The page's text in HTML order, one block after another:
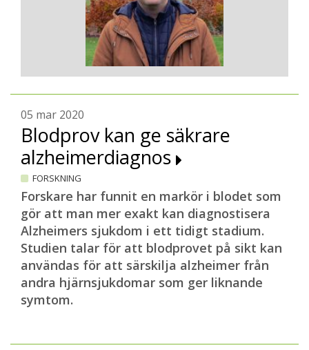
Kan dröja några år
När kan då blodprovsanalys av P-tau217 bli
tillgänglig i hela landet? Inom två, kanske
tre, år tror Oskar Hansson.
helautomatiserade plattformar kan göra
analysen kan det gå relativt fort. Men
eftersom nivåerna av P-tau217 är relativt
små är det möjligt att endast
speciallaboratorium klarar av att
analysera proverna. Då kommer det dröja
något längre innan blodprovsanalys blir
tillgänglig i hela landet.
Mer tillförlitlig diagnostik är givetvis till
gagn för både patienter och sjukvården.
Men även läkemedelsprövningar och
05 mar 2020
Blodprov kan ge säkrare
alzheimerdiagnos
FORSKNING
Forskare har funnit en markör i blodet som
gör att man mer exakt kan diagnostisera
Alzheimers sjukdom i ett tidigt stadium.
Studien talar för att blodprovet på sikt kan
användas för att särskilja alzheimer från
andra hjärnsjukdomar som ger liknande
symtom.